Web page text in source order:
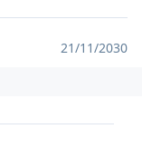
21/11/2030